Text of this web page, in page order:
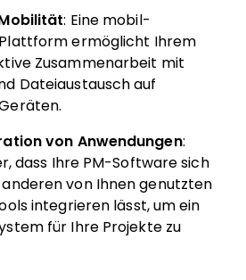
: Eine mobil-
ermöglicht Ihrem
Zusammenarbeit mit
Dateiaustausch auf
von Anwendungen:
dass Ihre PM-Software sich
von Ihnen genutzten
integrieren lässt, um ein
für Ihre Projekte zu